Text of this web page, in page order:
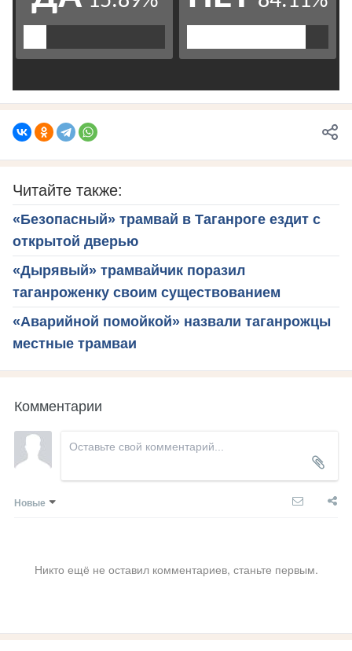
Читайте также:
«Безопасный» трамвай в Таганроге ездит с
открытой дверью
«Дырявый» трамвайчик поразил
таганроженку своим существованием
«Аварийной помойкой» назвали таганрожцы
местные трамваи
Комментарии
Новые
Никто ещё не оставил комментариев, станьте первым.